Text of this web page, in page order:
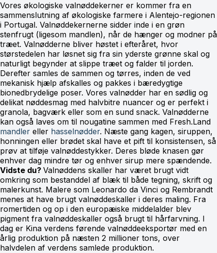
Vores økologiske valnøddekerner er kommer fra en
sammenslutning af økologiske farmere i Alentejo-regionen
i Portugal. Valnøddekernerne sidder inde i en grøn
stenfrugt (ligesom mandlen), når de hænger og modner på
træet. Valnødderne bliver høstet i efteråret, hvor
størstedelen har løsnet sig fra sin yderste grønne skal og
naturligt begynder at slippe træet og falder til jorden.
Derefter samles de sammen og tørres, inden de ved
mekanisk hjælp afskalles og pakkes i bæredygtige
bionedbrydelige poser. Vores valnødder har en sødlig og
delikat nøddesmag med halvbitre nuancer og er perfekt i
granola, bagværk eller som en sund snack. Valnødderne
kan også laves om til nougatine sammen med Fresh.Land
mandler eller hasselnødder. Næste gang kagen, siruppen,
honningen eller brødet skal have et pift til konsistensen, så
prøv at tilføje valnøddestykker. Deres bløde knasen gør
enhver dag mindre tør og enhver sirup mere spændende.
Vidste du? Valnøddens skaller har været brugt vidt
omkring som bestanddel af blæk til både tegning, skrift og
malerkunst. Malere som Leonardo da Vinci og Rembrandt
menes at have brugt valnøddeskaller i deres maling. Fra
romertiden og op i den europæiske middelalder blev
pigment fra valnøddeskaller også brugt til hårfarvning. I
dag er Kina verdens førende valnøddeeksportør med en
årlig produktion på næsten 2 millioner tons, over
halvdelen af verdens samlede produktion.